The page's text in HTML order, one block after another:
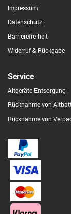
Impressum
Datenschutz
Barrierefreiheit
Widerruf & Rückgabe
Service
Altgeräte-Entsorgung
Rücknahme von
Rücknahme von